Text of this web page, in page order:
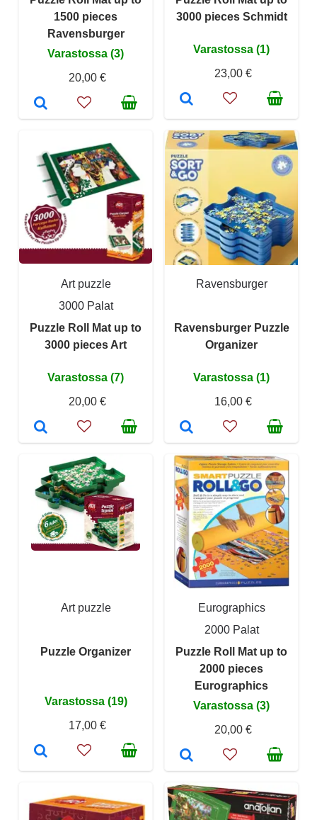
1500 pieces
Ravensburger
Varastossa (3)
20,00 €
3000 pieces Schmidt
Varastossa (1)
23,00 €
Art puzzle
3000 Palat
Puzzle Roll Mat up to
3000 pieces Art
Varastossa (7)
20,00 €
Ravensburger
Ravensburger Puzzle
Organizer
Varastossa (1)
16,00 €
Art puzzle
Puzzle Organizer
Varastossa (19)
17,00 €
Eurographics
2000 Palat
Puzzle Roll Mat up to
2000 pieces
Eurographics
Varastossa (3)
20,00 €